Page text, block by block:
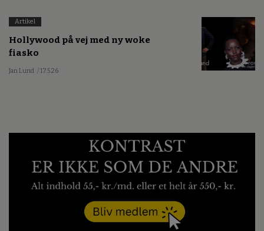
Artikel
Hollywood på vej med ny woke
fiasko
Jan Lund / 17.5.26